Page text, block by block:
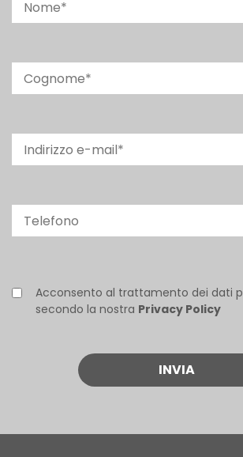
Acconsento al trattamento dei dati
secondo la nostra Privacy Policy